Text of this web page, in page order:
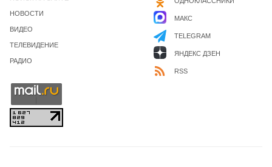
НОВОСТИ
ВИДЕО
ТЕЛЕВИДЕНИЕ
РАДИО
МАКС
TELEGRAM
ЯНДЕКС ДЗЕН
RSS